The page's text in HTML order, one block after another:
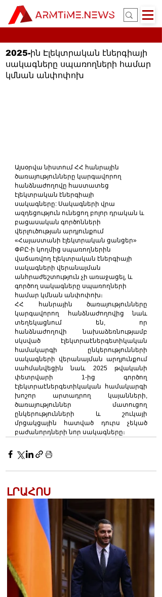
2025-ին Էլեկտրական էներգիայի
սակագները սպառողների համար
կմնան անփոփոխ
Այսօրվա նիստում ՀՀ հանրային
ծառայությունները կարգավորող
հանձնաժողովը հաստատեց
էլեկտրական էներգիայի
սակագները: Սակագների վրա
ազդեցություն ունեցող բոլոր դրական և
բացասական գործոնների
վերլուծության արդյունքում
«Հայաստանի էլեկտրական ցանցեր»
ՓԲԸ-ի կողմից սպառողներին
վաճառվող էլեկտրական էներգիայի
սակագների վերանայման
անհրաժեշտություն չի առաջացել, և
գործող սակագները սպառողների
համար կմնան անփոփոխ։
ՀՀ հանրային ծառայությունները
կարգավորող հանձնաժողովից նաև
տեղեկացնում են, որ
հանձնաժողովի նախաձեռնությամբ
սկսված էլեկտրաէներգետիկական
համակարգի ընկերությունների
սակագների վերանայման արդյունքում
սահմանվեցին նաև 2025 թվականի
փետրվարի 1-ից գործող
էլեկտրաէներգետիկական համակարգի
խոշոր արտադրող կայանների,
ծառայություններ մատուցող
ընկերությունների և շուկայի
մրցակցային հատված դուրս չեկած
բաժանորդների նոր սակագները։
ԼՐԱՀՈՍ